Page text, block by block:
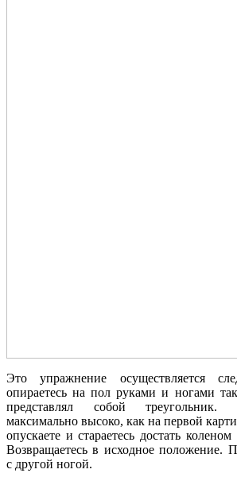
Это упражнение осуществляется
опираетесь на пол руками и ногами
представлял собой треугольник.
максимально высоко, как на первой
опускаете и стараетесь достать
Возвращаетесь в исходное положение.
с другой ногой.